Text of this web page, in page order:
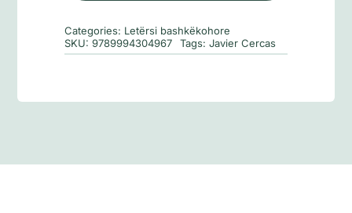
Categories: Letërsi bashkëkohore
SKU:9789994304967 Tags:Javier Cercas